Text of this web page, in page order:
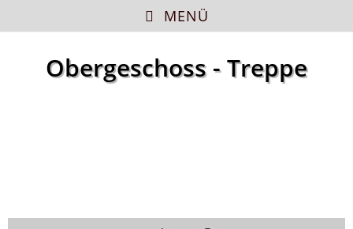
MENÜ
Obergeschoss - Treppe